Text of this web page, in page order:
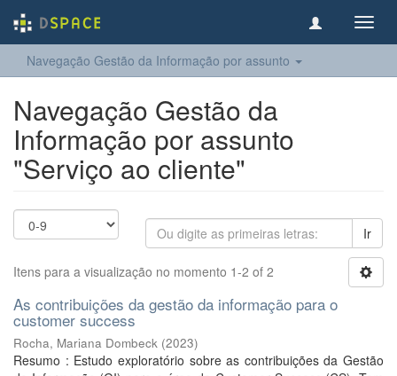
Navegação Gestão da Informação por assunto
Navegação Gestão da
Informação por assunto
"Serviço ao cliente"
Ir
Itens para a visualização no momento 1-2 of 2
As contribuições da gestão da informação para o
customer success
Rocha, Mariana Dombeck (2023)
Resumo : Estudo exploratório sobre as contribuições da Gestão